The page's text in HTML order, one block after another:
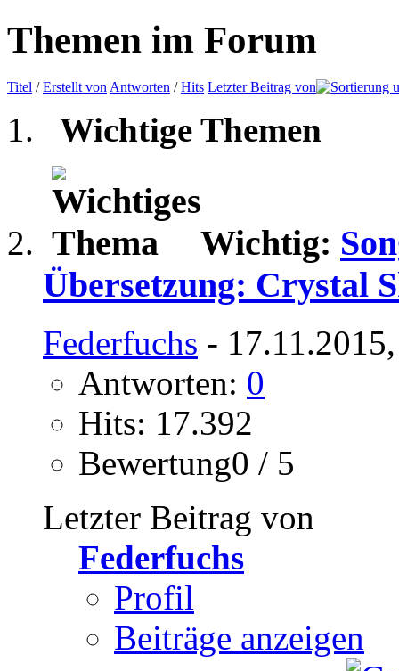
Themen im Forum
Titel /Erstellt von Antworten /Hits Letzter Beitrag von
Wichtige Themen
Wichtig:
Übersetzung: Crystal
Federfuchs -
Antworten: 0
Hits: 17.392
Bewertung0 / 5
Letzter Beitrag von
Federfuchs
Profil
Beiträge anzeigen